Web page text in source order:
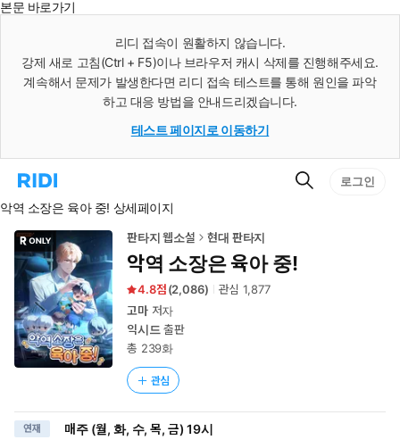
본문 바로가기
리디 접속이 원활하지 않습니다.
강제 새로 고침(Ctrl + F5)이나 브라우저 캐시 삭제를 진행해주세요.
계속해서 문제가 발생한다면 리디 접속 테스트를 통해 원인을 파악
하고 대응 방법을 안내드리겠습니다.
테스트 페이지로 이동하기
리
홈
로
이
동
검
로그인
악역 소장은 육아 중! 상세페이지
판타지 웹소설 현대 판타지
악역 소장은 육아 중!
4.8 (2,086) 관심1,877
고마저자
익시드 출판
총 239화
관심
연재 매주 (월, 화, 수, 목, 금) 19시